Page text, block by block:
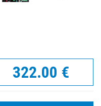
322.00 €